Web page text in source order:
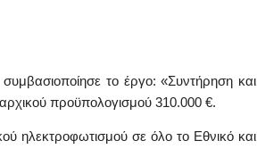
συμβασιοποίησε το έργο: «Συντήρηση και
προϋπολογισμού 310.000 €.
ηλεκτροφωτισμού σε όλο το Εθνικό και